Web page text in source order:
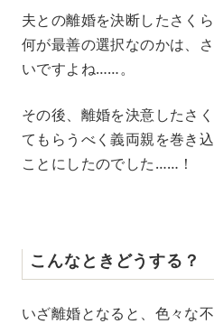
夫との離婚を決断したさくら
何が最善の選択なのかは、
いですよね……。
その後、離婚を決意したさ
てもらうべく義両親を巻き
ことにしたのでした……！
こんなときどうする？
いざ離婚となると、色々な